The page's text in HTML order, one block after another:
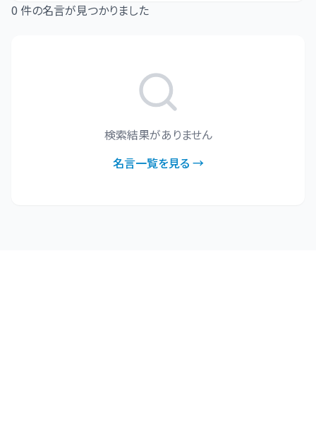
0 件の名言が見つかりました
検索結果がありません
名言一覧を見る →